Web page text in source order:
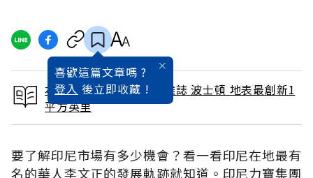
喜歡這篇文章嗎 ?
登入 後立即收藏 !
本文出自 2016 / 8月號雜誌 波士頓 地表最創新1
平方英里
要了解印尼市場有多少機會？看一看印尼在地最有
名的華人李文正的發展軌跡就知道。印尼力寶集團